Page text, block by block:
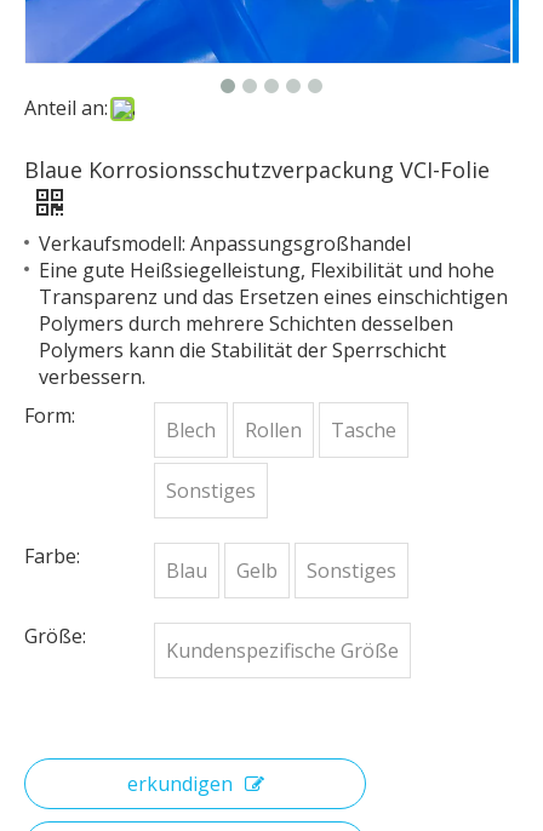
Anteil an:
Blaue Korrosionsschutzverpackung VCI-Folie
Verkaufsmodell: Anpassungsgroßhandel
Eine gute Heißsiegelleistung, Flexibilität und hohe
Transparenz und das Ersetzen eines einschichtigen
Polymers durch mehrere Schichten desselben
Polymers kann die Stabilität der Sperrschicht
verbessern.
Form:
Blech Rollen Tasche
Sonstiges
Farbe:
Blau Gelb Sonstiges
Größe:
Kundenspezifische Größe
erkundigen